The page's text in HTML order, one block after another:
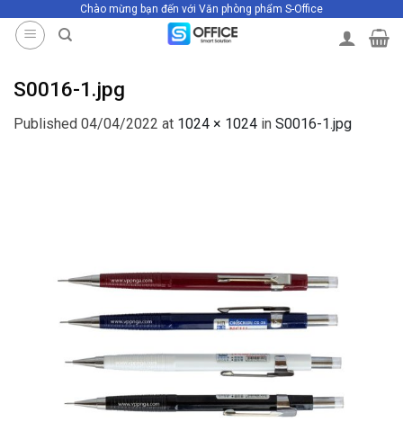
Chào mừng bạn đến với Văn phòng phẩm S-Office
S0016-1.jpg
Published 04/04/2022 at 1024 × 1024 in S0016-1.jpg